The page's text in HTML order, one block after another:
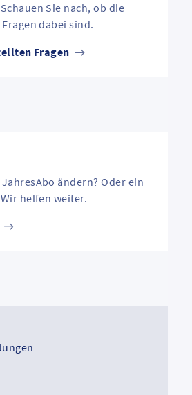
Sie nach, ob die
dabei sind.
Fragen
ändern? Oder ein
helfen weiter.